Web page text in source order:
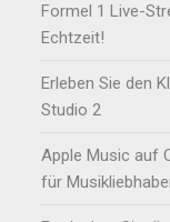
Formel 1 Live-
Echtzeit!
Erleben Sie den
Studio 2
Apple Music auf
für